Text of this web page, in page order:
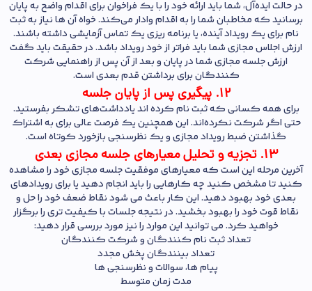
در حالت ایده‌آل، شما باید ارائه خود را با یک فراخوان برای اقدام واضح به پایان
برسانید که مخاطبان شما را به اقدام وادار می‌کند. خواه آن ها نیاز به ثبت
نام برای یک رویداد آینده، یا برنامه ریزی یک تماس آزمایشی داشته باشند.
ارزش اجلاس مجازی شما باید فراتر از خود رویداد باشد. در حقیقت باید گفت
ارزش جلسه مجازی شما در پایان و بعد از آن پس از راهنمایی شرکت
کنندگان برای برداشتن قدم بعدی است.
12. پیگیری پس از پایان جلسه
برای همه کسانی که ثبت‌ نام کرده‌ اند یادداشت‌های تشکر بفرستید.
حتی اگر شرکت نکرده‌اند. این همچنین یک فرصت عالی برای به اشتراک
گذاشتن ضبط رویداد مجازی و یک نظرسنجی بازخورد کوتاه است.
13. تجزیه و تحلیل معیارهای جلسه مجازی بعدی
آخرین مرحله این است که معیارهای موفقیت جلسه مجازی خود را مشاهده
کنید تا مشخص کنید چه کارهایی را باید انجام دهید یا برای رویدادهای
بعدی خود بهبود دهید. این کار باعث می شود نقاط ضعف خود را حل و
نقاط قوت خود را بهبود بخشید. در نتیجه جلسات با کیفیت تری را برگزار
خواهید کرد. می توانید این موارد را نیز مورد بررسی قرار دهید:
تعداد ثبت نام کنندگان و شرکت کنندگان
تعداد بینندگان پخش مجدد
پیام ها، سوالات و نظرسنجی ها
مدت زمان متوسط